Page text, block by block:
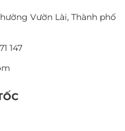
Vườn Lài, Thành phố
147